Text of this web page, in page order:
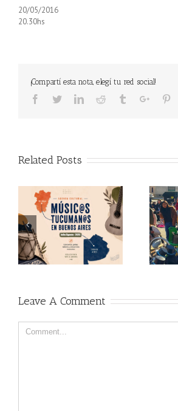
20/05/2016
20.30hs
¡Compartí esta nota, elegí tu red social!
Facebook
TwitterLinkedinReddit TumblrGoogle+
Related Posts
Leave A Comment
Comment